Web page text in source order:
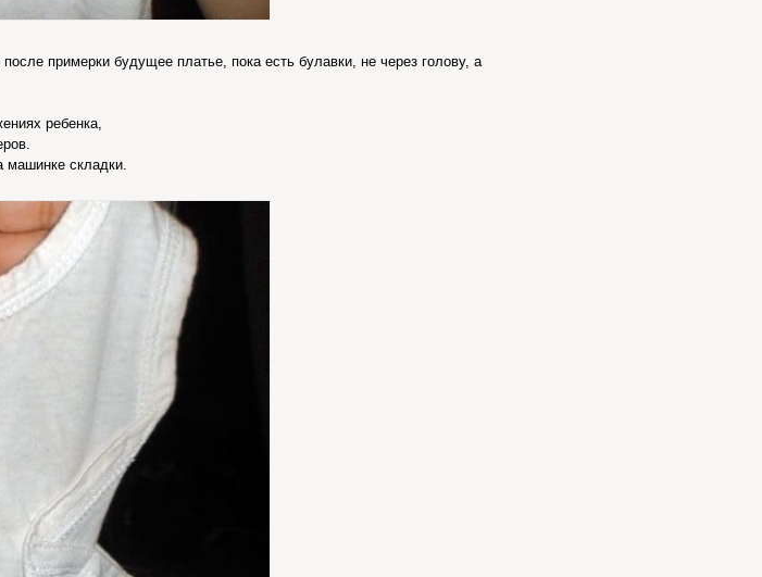
примерки будущее платье, пока есть булавки, не через голову, а
ребенка,
машинке складки.